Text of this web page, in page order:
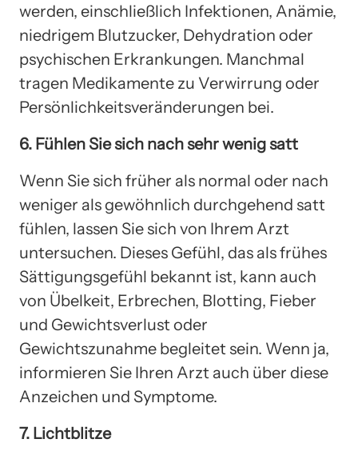
werden, einschließlich Infektionen, Anämie,
niedrigem Blutzucker, Dehydration oder
psychischen Erkrankungen. Manchmal
tragen Medikamente zu Verwirrung oder
Persönlichkeitsveränderungen bei.
6. Fühlen Sie sich nach sehr wenig satt
Wenn Sie sich früher als normal oder nach
weniger als gewöhnlich durchgehend satt
fühlen, lassen Sie sich von Ihrem Arzt
untersuchen. Dieses Gefühl, das als frühes
Sättigungsgefühl bekannt ist, kann auch
von Übelkeit, Erbrechen, Blotting, Fieber
und Gewichtsverlust oder
Gewichtszunahme begleitet sein. Wenn ja,
informieren Sie Ihren Arzt auch über diese
Anzeichen und Symptome.
7. Lichtblitze